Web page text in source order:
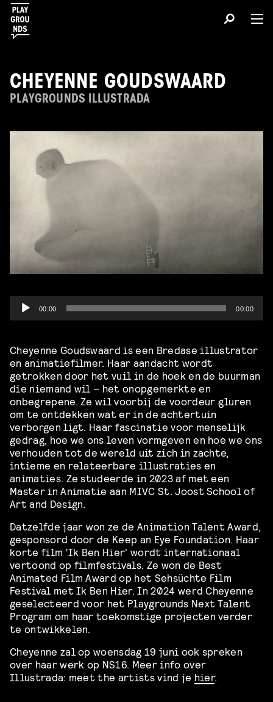
CHEYENNE GOUDSWAARD
PLAYGROUNDS ILLUSTRADA
Audio
Player
00:00 00:00
Cheyenne Goudswaard is een Bredase illustrator
en animatiefilmer. Haar aandacht wordt
getrokken door het vuil in de hoek en de buurman
die niemand wil – het onopgemerkte en
onbegrepene. Ze wil voorbij de voordeur gluren
om te ontdekken wat er in de achtertuin
verborgen ligt. Haar fascinatie voor menselijk
gedrag, hoe we ons leven vormgeven en hoe we ons
verhouden tot de wereld uit zich in zachte,
intieme en relateerbare illustraties en
animaties. Ze studeerde in 2023 af met een
Master in Animatie aan MIVC St. Joost School of
Art and Design.
Datzelfde jaar won ze de Animation Talent Award,
gesponsord door de Keep an Eye Foundation. Haar
korte film ‘Ik Ben Hier’ wordt internationaal
vertoond op filmfestivals. Ze won de Best
Animated Film Award op het Sehsüchte Film
Festival met Ik Ben Hier. In 2024 werd Cheyenne
geselecteerd voor het Playgrounds Next Talent
Program om haar toekomstige projecten verder
te ontwikkelen.
Cheyenne zal op woensdag 19 juni ook spreken
over haar werk op NS16. Meer info over
Illustrada: meet the artists vind je hier.